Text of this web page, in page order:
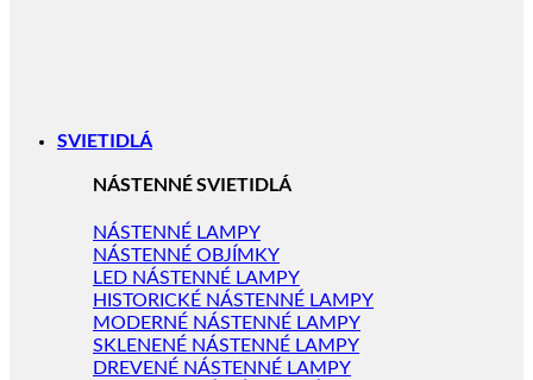
SVIETIDLÁ
NÁSTENNÉ SVIETIDLÁ
NÁSTENNÉ LAMPY
NÁSTENNÉ OBJÍMKY
LED NÁSTENNÉ LAMPY
HISTORICKÉ NÁSTENNÉ LAMPY
MODERNÉ NÁSTENNÉ LAMPY
SKLENENÉ NÁSTENNÉ LAMPY
DREVENÉ NÁSTENNÉ LAMPY